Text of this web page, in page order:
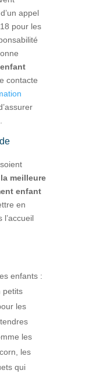
appel
pour les
contacte
meilleure
enfant
en
enfants :
petits
les
les
les
qui